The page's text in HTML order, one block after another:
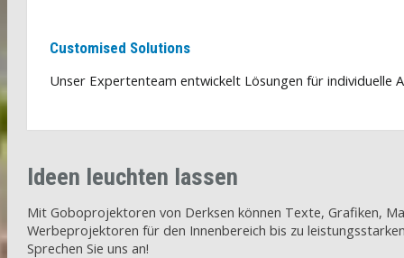
Customised Solutions
Unser Expertenteam entwickelt Lösungen für
Ideen leuchten lassen
Mit Goboprojektoren von Derksen können Texte, Grafiken,
Werbeprojektoren für den Innenbereich bis zu
Sprechen Sie uns an!